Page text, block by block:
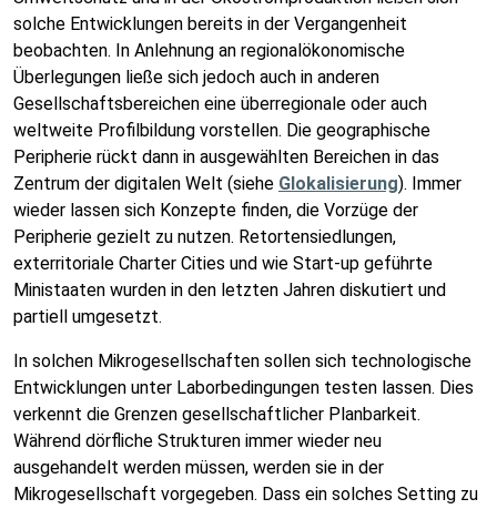
solche Entwicklungen bereits in der Vergangenheit
beobachten. In Anlehnung an regionalökonomische
Überlegungen ließe sich jedoch auch in anderen
Gesellschaftsbereichen eine überregionale oder auch
weltweite Profilbildung vorstellen. Die geographische
Peripherie rückt dann in ausgewählten Bereichen in das
Zentrum der digitalen Welt (siehe Glokalisierung). Immer
wieder lassen sich Konzepte finden, die Vorzüge der
Peripherie gezielt zu nutzen. Retortensiedlungen,
exterritoriale Charter Cities und wie Start-up geführte
Ministaaten wurden in den letzten Jahren diskutiert und
partiell umgesetzt.
In solchen Mikrogesellschaften sollen sich technologische
Entwicklungen unter Laborbedingungen testen lassen. Dies
verkennt die Grenzen gesellschaftlicher Planbarkeit.
Während dörfliche Strukturen immer wieder neu
ausgehandelt werden müssen, werden sie in der
Mikrogesellschaft vorgegeben. Dass ein solches Setting zu